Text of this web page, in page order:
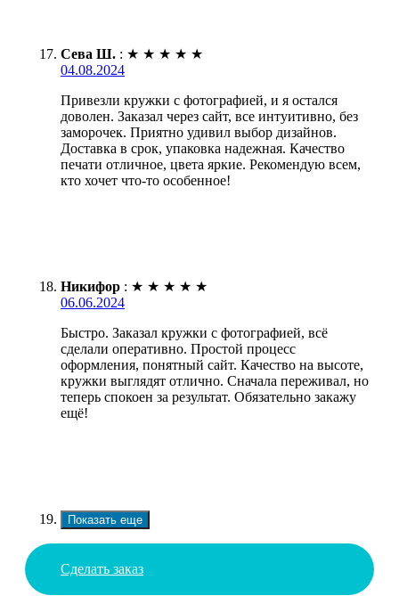
Сева Ш. : ★ ★ ★ ★ ★
04.08.2024
Привезли кружки с фотографией, и я остался
доволен. Заказал через сайт, все интуитивно, без
заморочек. Приятно удивил выбор дизайнов.
Доставка в срок, упаковка надежная. Качество
печати отличное, цвета яркие. Рекомендую всем,
кто хочет что-то особенное!
Никифор : ★ ★ ★ ★ ★
06.06.2024
Быстро. Заказал кружки с фотографией, всё
сделали оперативно. Простой процесс
оформления, понятный сайт. Качество на высоте,
кружки выглядят отлично. Сначала переживал, но
теперь спокоен за результат. Обязательно закажу
ещё!
Показать еще
Сделать заказ